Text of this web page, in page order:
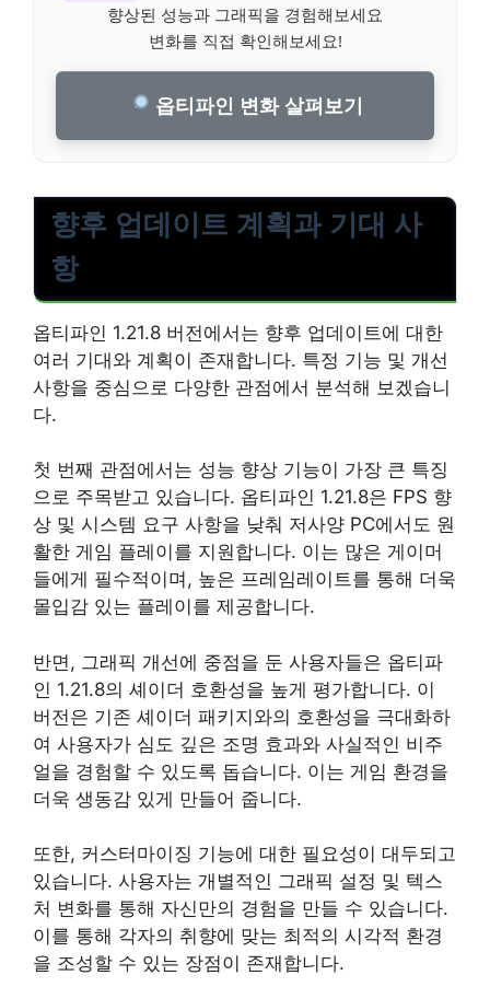
향상된 성능과 그래픽을 경험해보세요
변화를 직접 확인해보세요!
옵티파인 변화 살펴보기
향후 업데이트 계획과 기대 사
항
옵티파인 1.21.8 버전에서는 향후 업데이트에 대한
여러 기대와 계획이 존재합니다. 특정 기능 및 개선
사항을 중심으로 다양한 관점에서 분석해 보겠습니
다.
첫 번째 관점에서는 성능 향상 기능이 가장 큰 특징
으로 주목받고 있습니다. 옵티파인 1.21.8은 FPS 향
상 및 시스템 요구 사항을 낮춰 저사양 PC에서도 원
활한 게임 플레이를 지원합니다. 이는 많은 게이머
들에게 필수적이며, 높은 프레임레이트를 통해 더욱
몰입감 있는 플레이를 제공합니다.
반면, 그래픽 개선에 중점을 둔 사용자들은 옵티파
인 1.21.8의 셰이더 호환성을 높게 평가합니다. 이
버전은 기존 셰이더 패키지와의 호환성을 극대화하
여 사용자가 심도 깊은 조명 효과와 사실적인 비주
얼을 경험할 수 있도록 돕습니다. 이는 게임 환경을
더욱 생동감 있게 만들어 줍니다.
또한, 커스터마이징 기능에 대한 필요성이 대두되고
있습니다. 사용자는 개별적인 그래픽 설정 및 텍스
처 변화를 통해 자신만의 경험을 만들 수 있습니다.
이를 통해 각자의 취향에 맞는 최적의 시각적 환경
을 조성할 수 있는 장점이 존재합니다.